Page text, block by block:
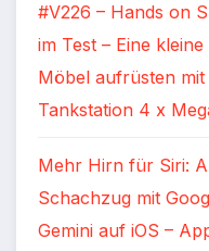
#V226 – Hands on
im Test – Eine
Möbel aufrüsten
Tankstation 4 x
Mehr Hirn für Siri:
Schachzug mit
Gemini auf iOS –